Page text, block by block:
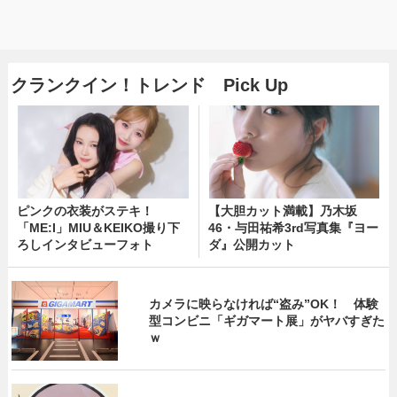
クランクイン！トレンド Pick Up
ピンクの衣装がステキ！
「ME:I」MIU＆KEIKO撮り下
ろしインタビューフォト
【大胆カット満載】乃木坂
46・与田祐希3rd写真集『ヨー
ダ』公開カット
カメラに映らなければ“盗み”OK！ 体験
型コンビニ「ギガマート展」がヤバすぎた
ｗ